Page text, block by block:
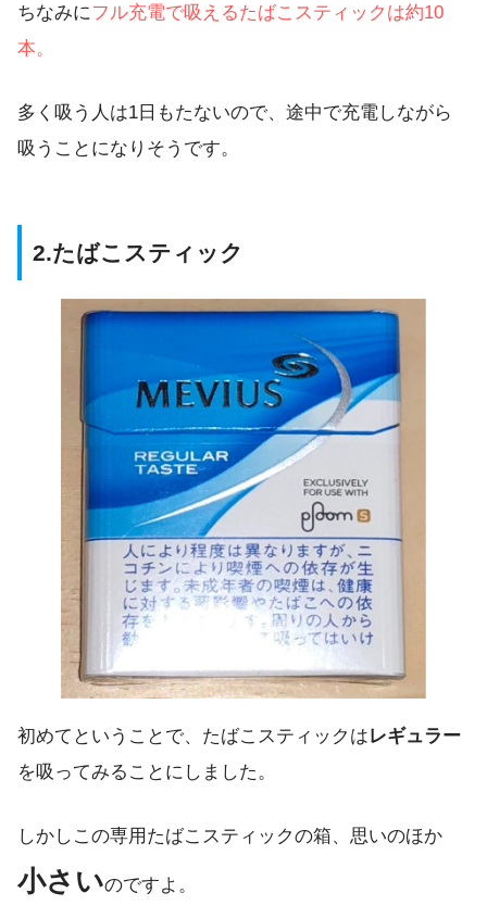
ちなみにフル充電で吸えるたばこスティックは約10
本。
多く吸う人は1日もたないので、途中で充電しながら
吸うことになりそうです。
2.たばこスティック
初めてということで、たばこスティックはレギュラー
を吸ってみることにしました。
しかしこの専用たばこスティックの箱、思いのほか
小さいのですよ。